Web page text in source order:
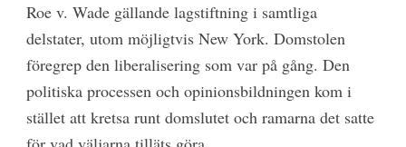
Roe v. Wade gällande lagstiftning i samtliga
delstater, utom möjligtvis New York. Domstolen
föregrep den liberalisering som var på gång. Den
politiska processen och opinionsbildningen kom i
stället att kretsa runt domslutet och ramarna det satte